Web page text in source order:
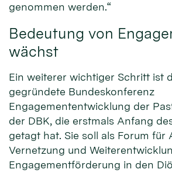
genommen werden.“
Bedeutung von
wächst
Ein weiterer wichtiger Schritt ist
gegründete Bundeskonferenz
Engagemententwicklung der
der DBK, die erstmals Anfang
getagt hat. Sie soll als Forum für
Vernetzung und
Engagementförderung in den